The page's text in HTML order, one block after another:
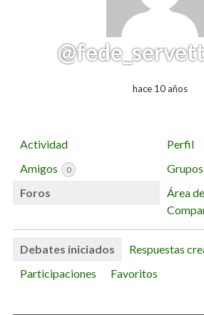
hace 10 años
Actividad
Perfil
Amigos
0 Grupos
Foros
Área
Debates iniciados
Respuestas
Participaciones
Favoritos